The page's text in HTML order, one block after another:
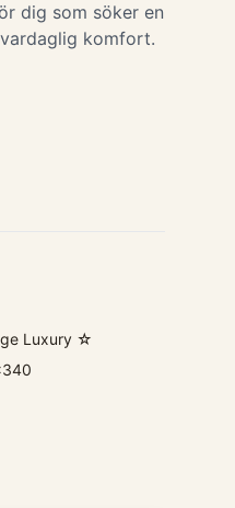
dig som söker en
komfort.
Luxury ☆